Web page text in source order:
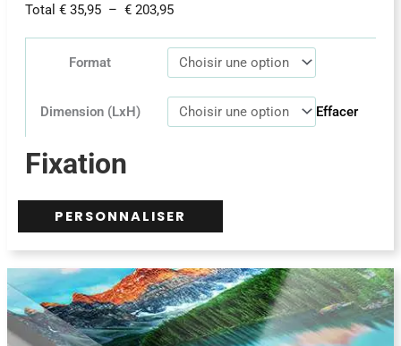
Total €35,95 – €203,95Plage
prix :
€ 35,95
Format
Dimension (LxH) Effacer
Fixation
PERSONNALISER